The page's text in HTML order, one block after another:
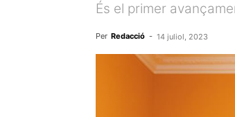
És el primer
Per Redacció - 14 juliol, 2023